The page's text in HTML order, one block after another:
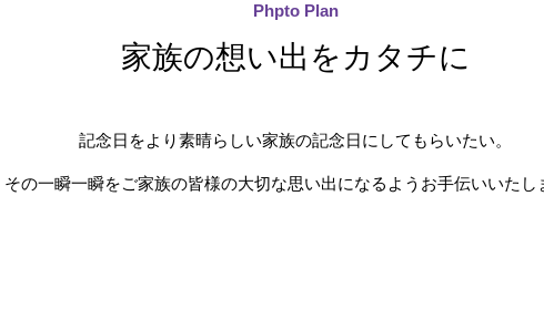
Phpto Plan
家族の想い出をカタチに
記念日をより素晴らしい家族の記念日にしてもらいたい。
その一瞬一瞬をご家族の皆様の大切な思い出になるようお手伝いいたし